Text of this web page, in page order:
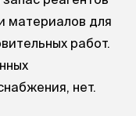
материалов для
работ.
нет.